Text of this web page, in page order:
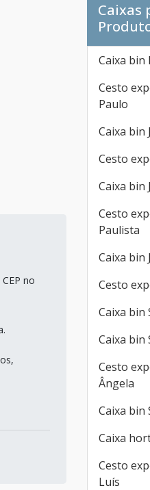
no
Caixas
Caixa bin
Cesto
Paulo
Caixa bin
Cesto
Caixa bin
Cesto
Paulista
Caixa bin
Cesto
Caixa bin
Caixa bin
Cesto
Ângela
Caixa bin
Caixa
Cesto
Luís